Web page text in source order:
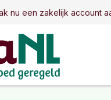
nu een zakelijk account